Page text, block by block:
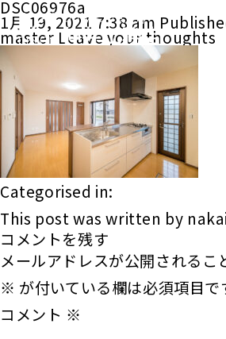
DSC06976a
1月 19, 2021 7:38 am
master Leave your thoughts
Categorised in:
This post was written by
コメントを残す
メールアドレスが公開されるこ
※ が付いている欄は必須項目で
コメント ※